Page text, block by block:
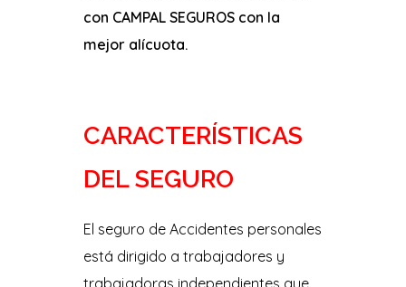
con CAMPAL SEGUROS con la
mejor alícuota.
CARACTERÍSTICAS
DEL SEGURO
El seguro de Accidentes personales
está dirigido a trabajadores y